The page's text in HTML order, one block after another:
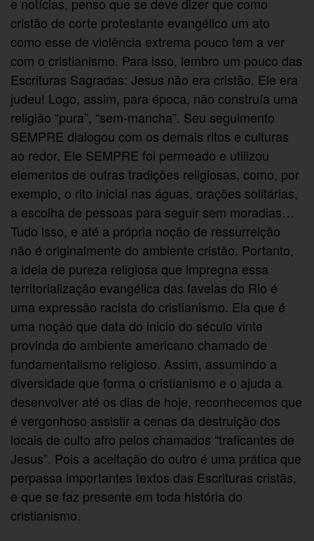
cristão de corte protestante evangélico um ato
como esse de violência extrema pouco tem a ver
com o cristianismo. Para isso, lembro um pouco das
Escrituras Sagradas: Jesus não era cristão. Ele era
judeu! Logo, assim, para época, não construía uma
religião “pura”, “sem-mancha”. Seu seguimento
SEMPRE dialogou com os demais ritos e culturas
ao redor. Ele SEMPRE foi permeado e utilizou
elementos de outras tradições religiosas, como, por
exemplo, o rito inicial nas águas, orações solitárias,
a escolha de pessoas para seguir sem moradias…
Tudo isso, e até a própria noção de ressurreição
não é originalmente do ambiente cristão. Portanto,
a ideia de pureza religiosa que impregna essa
territorialização evangélica das favelas do Rio é
uma expressão racista do cristianismo. Ela que é
uma noção que data do inicio do século vinte
provinda do ambiente americano chamado de
fundamentalismo religioso. Assim, assumindo a
diversidade que forma o cristianismo e o ajuda a
desenvolver até os dias de hoje, reconhecemos que
é vergonhoso assistir a cenas da destruição dos
locais de culto afro pelos chamados “traficantes de
Jesus”. Pois a aceitação do outro é uma prática que
perpassa importantes textos das Escrituras cristãs,
e que se faz presente em toda história do
cristianismo.